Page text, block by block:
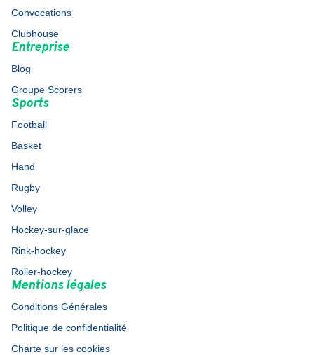
Convocations
Clubhouse
Entreprise
Blog
Groupe Scorers
Sports
Football
Basket
Hand
Rugby
Volley
Hockey-sur-glace
Rink-hockey
Roller-hockey
Mentions légales
Conditions Générales
Politique de confidentialité
Charte sur les cookies